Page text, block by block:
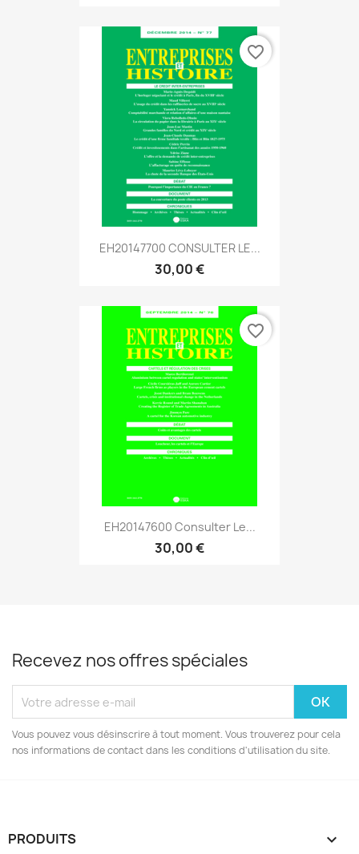
EH20147700 CONSULTER LE...
30,00 €
favorite_border
EH20147600 Consulter Le...
30,00 €
favorite_border
Recevez nos offres spéciales
Vous pouvez vous désinscrire à tout moment. Vous trouverez pour cela
nos informations de contact dans les conditions d'utilisation du site.
PRODUITS 